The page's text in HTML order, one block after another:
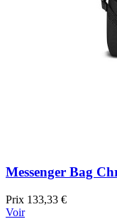
Messenger Bag
Prix 133,33 €
Voir